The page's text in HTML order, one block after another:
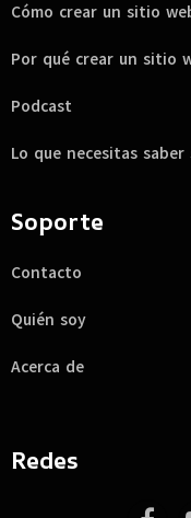
Cómo crear un sitio
Por qué crear un sitio
Podcast
Lo que necesitas
Soporte
Contacto
Quién soy
Acerca de
Redes